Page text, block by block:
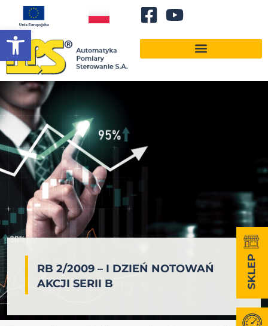
Otwórz pasek narzędzi
RB 2/2009 – I DZIEŃ NOTOWAŃ
AKCJI SERII B